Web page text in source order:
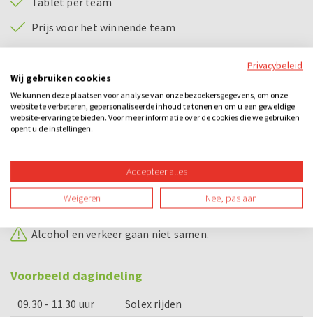
Prijs voor het winnende team
Solex rijden:
Om een solex te besturen dien je in het bezit te zijn
van een geldig bromfietsrijbewijs of geldig Nederlands
Wellicht ten overvloede, maar een ingetrokken of
verlopen rijbewijs wordt door ons niet gezien als een
geldig rijbewijs.
Alcohol en verkeer gaan niet samen.
Voorbeeld dagindeling
09.30 - 11.30 uur
Solex rijden
Privacybeleid
Wij gebruiken cookies
We kunnen deze plaatsen voor analyse van onze bezoekersgegevens, om onze
website te verbeteren, gepersonaliseerde inhoud te tonen en om u een geweldige
website-ervaring te bieden. Voor meer informatie over de cookies die we gebruiken
opent u de instellingen.
Accepteer alles
Weigeren Nee, pas aan